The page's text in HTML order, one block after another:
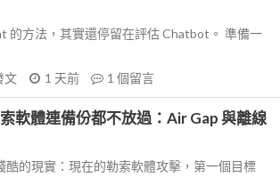
的方法，其實還停留在評估 Chatbot。 準備一
文 1 天前 1 個留言
軟體連備份都不放過：Air Gap 與離線
酷的現實：現在的勒索軟體攻擊，第一個目標